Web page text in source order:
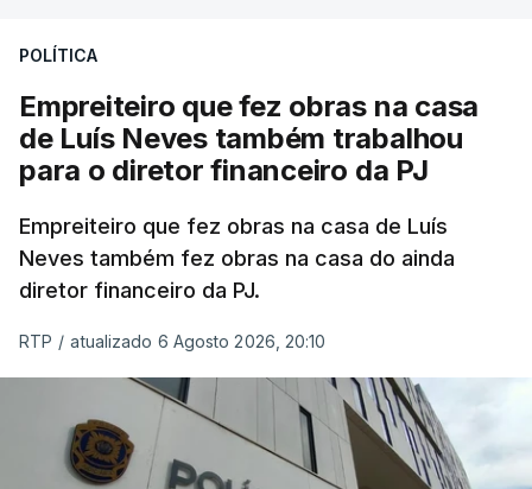
POLÍTICA
Empreiteiro que fez obras na casa
de Luís Neves também trabalhou
para o diretor financeiro da PJ
Empreiteiro que fez obras na casa de Luís
Neves também fez obras na casa do ainda
diretor financeiro da PJ.
RTP / atualizado 6 Agosto 2026, 20:10